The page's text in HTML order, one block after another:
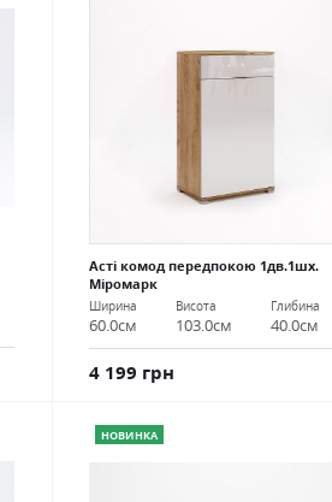
Асті комод передпокою 1дв.1шх.
Міромарк
Ширина
60.0см
Висота
103.0см
Глибина
40.0см
4 199 грн
НОВИНКА